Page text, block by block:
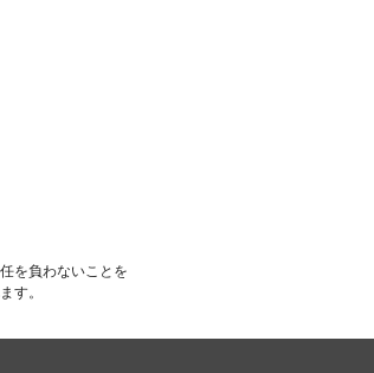
を負わないことを
す。